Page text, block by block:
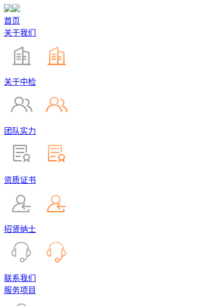
首页
关于我们
关于中检
团队实力
资质证书
招贤纳士
联系我们
服务项目